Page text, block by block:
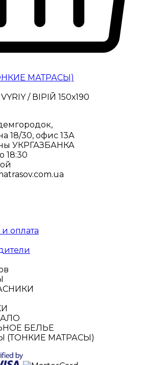
МАТРАСЫ)
/ ВІРІЙ 150х190
18/30, офис 13А
УКРГАЗБАНКА
18:30
оплата
БЕЛЬЕ
(ТОНКИЕ МАТРАСЫ)